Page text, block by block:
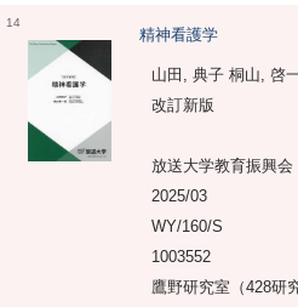
14
精神看護学
山田, 典子 桐山, 啓
改訂新版
放送大学教育振興会
2025/03
WY/160/S
1003552
鷹野研究室（428研